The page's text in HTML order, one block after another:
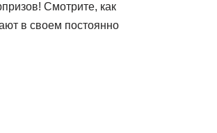
Смотрите, как
в своем постоянно